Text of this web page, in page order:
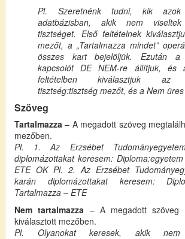
Pl. Szeretnénk tudni, kik
adatbázisban, akik nem viseltek
tisztséget. Első feltételnek
mezőt, a „Tartalmazza mindet”
összes kart bejelöljük. Ezután
kapcsolót DE NEM-re állítjuk, és
feltételben kiválasztjuk az
tisztség:tisztség mezőt, és a Nem
Szöveg
Tartalmazza – A megadott szöveg
mezőben.
Pl. 1. Az Erzsébet
diplomázottakat keresem:
ETE OK Pl. 2. Az Erzsébet
karán diplomázottakat keresem:
Tartalmazza – ETE
Nem tartalmazza – A megadott szöveg
kiválasztott mezőben.
Pl. Olyanokat keresek, akik